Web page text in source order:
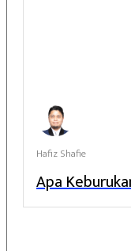
Hafiz Shafie
Apa